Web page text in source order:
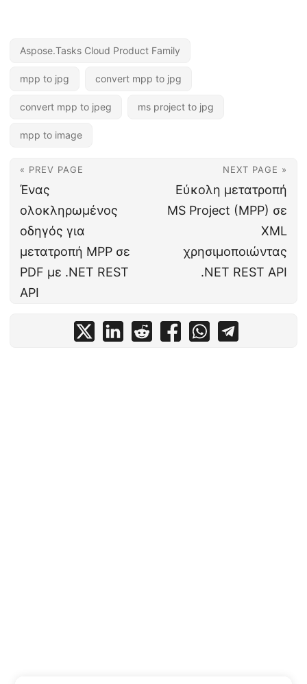
Aspose.Tasks Cloud Product Family
mpp to jpg convert mpp to jpg
convert mpp to jpeg ms project to jpg
mpp to image
« PREV PAGE
Ένας
ολοκληρωμένος
οδηγός για
μετατροπή MPP σε
PDF με .NET REST
API
NEXT PAGE »
Εύκολη μετατροπή
MS Project (MPP) σε
XML
χρησιμοποιώντας
.NET REST API